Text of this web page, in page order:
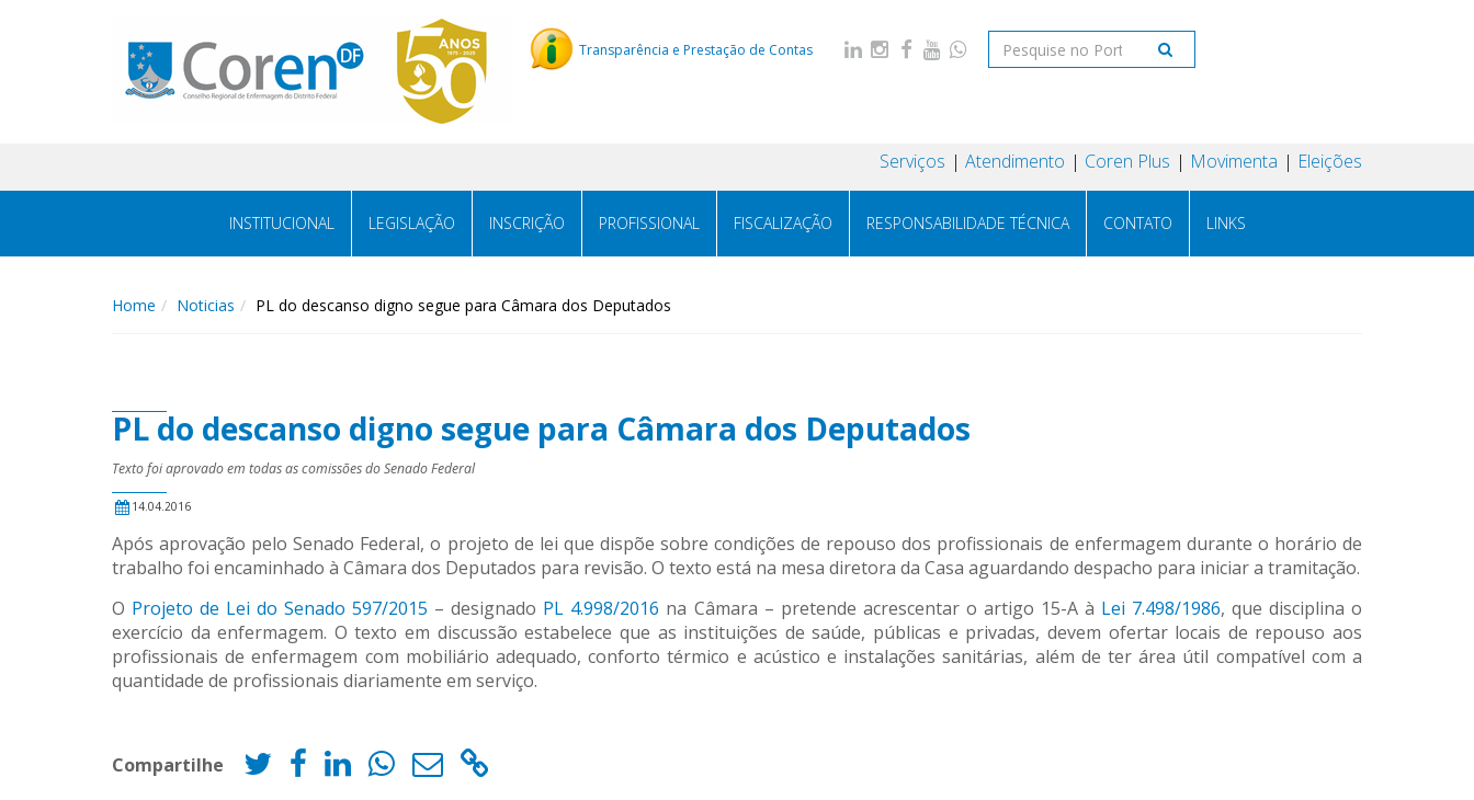
Transparência e Prestação de Contas
Serviços Atendimento Coren Plus Movimenta Eleições
INSTITUCIONAL LEGISLAÇÃO INSCRIÇÃO PROFISSIONAL FISCALIZAÇÃO RESPONSABILIDADE TÉCNICA CONTATO LINKS
Home Noticias PL do descanso digno segue para Câmara dos Deputados
PL do descanso digno segue para Câmara dos Deputados
Texto foi aprovado em todas as comissões do Senado Federal
14.04.2016
Após aprovação pelo Senado Federal, o projeto de lei que dispõe sobre condições de repouso dos profissionais de enfermagem durante o horário de
trabalho foi encaminhado à Câmara dos Deputados para revisão. O texto está na mesa diretora da Casa aguardando despacho para iniciar a tramitação.
O Projeto de Lei do Senado 597/2015 – designado PL 4.998/2016 na Câmara – pretende acrescentar o artigo 15-A à Lei 7.498/1986, que disciplina o
exercício da enfermagem. O texto em discussão estabelece que as instituições de saúde, públicas e privadas, devem ofertar locais de repouso aos
profissionais de enfermagem com mobiliário adequado, conforto térmico e acústico e instalações sanitárias, além de ter área útil compatível com a
quantidade de profissionais diariamente em serviço.
Compartilhe